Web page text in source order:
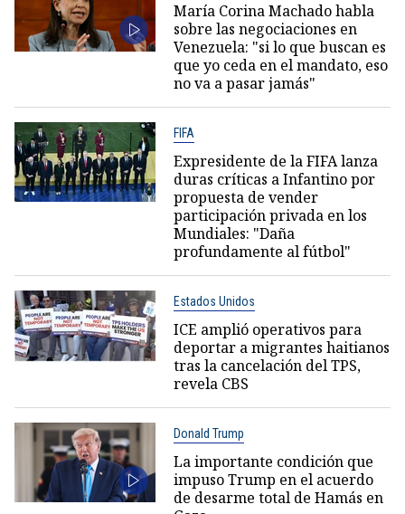
María Corina Machado habla
sobre las negociaciones en
Venezuela: "si lo que buscan es
que yo ceda en el mandato, eso
no va a pasar jamás"
FIFA
Expresidente de la FIFA lanza
duras críticas a Infantino por
propuesta de vender
participación privada en los
Mundiales: "Daña
profundamente al fútbol"
Estados Unidos
ICE amplió operativos para
deportar a migrantes haitianos
tras la cancelación del TPS,
revela CBS
Donald Trump
La importante condición que
impuso Trump en el acuerdo
de desarme total de Hamás en